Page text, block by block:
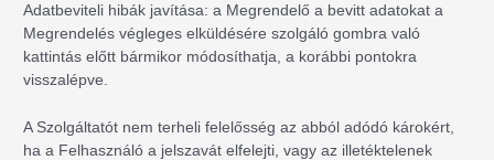
Adatbeviteli hibák javítása: a Megrendelő a bevitt adatokat a
Megrendelés végleges elküldésére szolgáló gombra való
kattintás előtt bármikor módosíthatja, a korábbi pontokra
visszalépve.
A Szolgáltatót nem terheli felelősség az abból adódó károkért,
ha a Felhasználó a jelszavát elfelejti, vagy az illetéktelenek